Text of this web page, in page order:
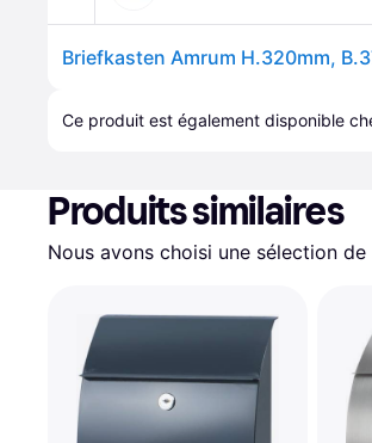
Ce produit est également disponible
Produits similaires
Nous avons choisi une sélection